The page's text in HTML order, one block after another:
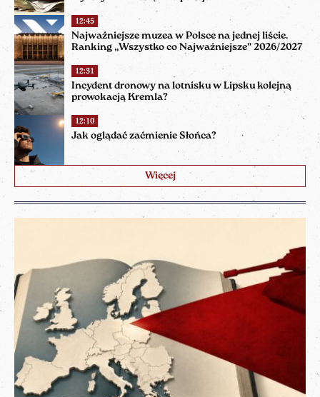
12:45
Najważniejsze muzea w Polsce na jednej liście.
Ranking „Wszystko co Najważniejsze” 2026/2027
12:31
Incydent dronowy na lotnisku w Lipsku kolejną
prowokacją Kremla?
12:10
Jak oglądać zaćmienie Słońca?
Więcej